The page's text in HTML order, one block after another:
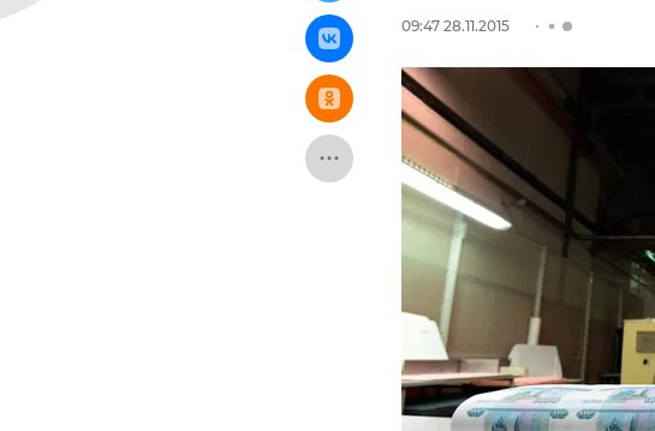
09:47 28.11.2015